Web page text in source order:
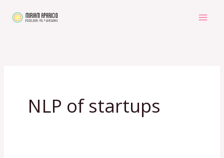
NLP of startups